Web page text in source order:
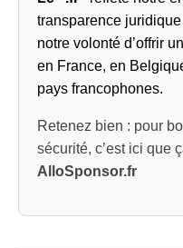
transparence
notre volonté d’offrir
en France, en
pays francophones.
Retenez bien : pour
sécurité, c’est ici que
AlloSponsor.fr